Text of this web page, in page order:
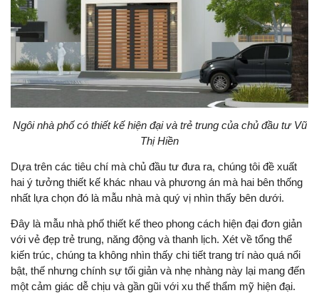
Ngôi nhà phố có thiết kế hiện đại và trẻ trung của chủ đầu tư Vũ
Thị Hiền
Dựa trên các tiêu chí mà chủ đầu tư đưa ra, chúng tôi đề xuất
hai ý tưởng thiết kế khác nhau và phương án mà hai bên thống
nhất lựa chọn đó là mẫu nhà mà quý vị nhìn thấy bên dưới.
Đây là mẫu nhà phố thiết kế theo phong cách hiện đại đơn giản
với vẻ đẹp trẻ trung, năng động và thanh lịch. Xét về tổng thể
kiến trúc, chúng ta không nhìn thấy chi tiết trang trí nào quá nổi
bật, thế nhưng chính sự tối giản và nhẹ nhàng này lại mang đến
một cảm giác dễ chịu và gần gũi với xu thế thẩm mỹ hiện đại.